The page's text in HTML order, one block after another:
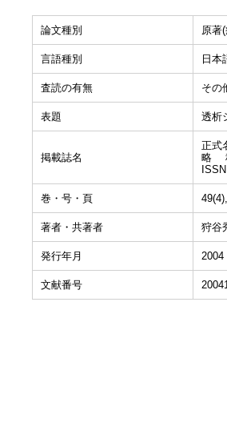
論文種別 原著
言語種別 日本
査読の有無 その
表題 透析
掲載誌名
正式
略
巻・号・頁
著者・共著者 狩谷
発行年月 2004
文献番号